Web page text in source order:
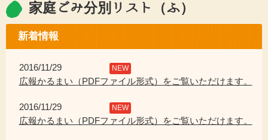
ョ
ン
ニ
を
家庭ごみ分別リスト（ふ）
新着情報
2016/11/29 NEW
広報かるまい（PDFファイル形式）をご覧いただけます。
2016/11/29 NEW
広報かるまい（PDFファイル形式）をご覧いただけます。